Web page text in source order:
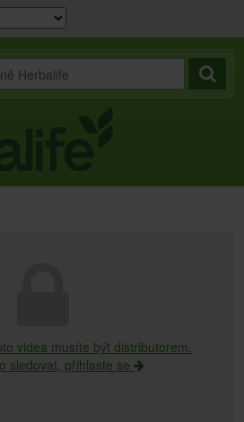
videa musíte být distributorem.
sledovat, přihlaste se